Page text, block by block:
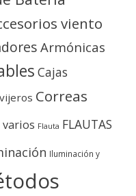
viento
Armónicas
Cajas
Correas
varios Flauta FLAUTAS
Iluminación y